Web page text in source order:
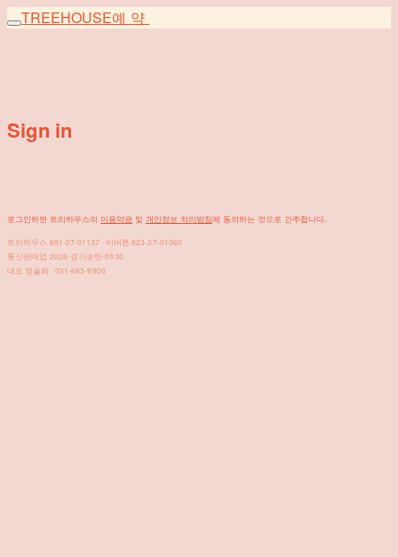
TREEHOUSE예약
Sign in
로그인하면 트리하우스의 이용약관 및 개인정보 처리방침에 동의하는 것으로 간주합니다.
트리하우스 691-27-01137 · 비버튼 623-37-01360
통신판매업 2026-경기송탄-0530
대표 정솔희 · 031-663-9900